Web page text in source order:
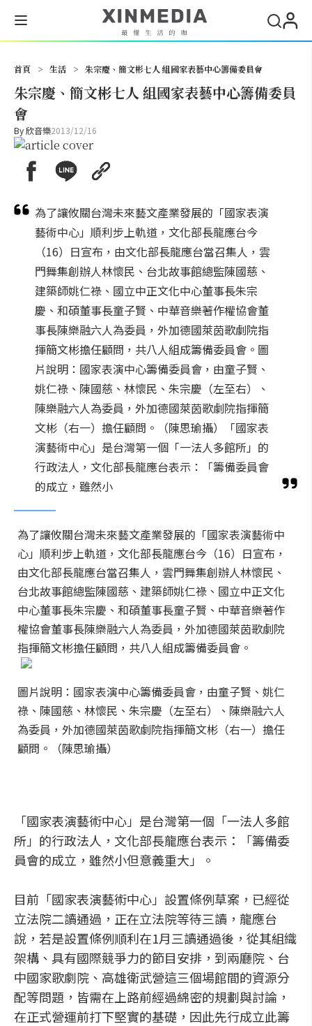
首頁 > 生活 > 朱宗慶、簡文彬七人 組國家表藝中心籌備委員會
朱宗慶、簡文彬七人 組國家表藝中心籌備委員
會
By欣音樂2013/12/16
為了讓攸關台灣未來藝文產業發展的「國家表演
藝術中心」順利步上軌道，文化部長龍應台今
（16）日宣布，由文化部長龍應台當召集人，雲
門舞集創辦人林懷民、台北故事館總監陳國慈、
建築師姚仁祿、國立中正文化中心董事長朱宗
慶、和碩董事長童子賢、中華音樂著作權協會董
事長陳樂融六人為委員，外加德國萊茵歌劇院指
揮簡文彬擔任顧問，共八人組成籌備委員會。圖
片說明：國家表演中心籌備委員會，由童子賢、
姚仁祿、陳國慈、林懷民、朱宗慶（左至右）、
陳樂融六人為委員，外加德國萊茵歌劇院指揮簡
文彬（右一）擔任顧問。（陳思瑜攝）「國家表
演藝術中心」是台灣第一個「一法人多館所」的
行政法人，文化部長龍應台表示：「籌備委員會
的成立，雖然小
為了讓攸關台灣未來藝文產業發展的「國家表演藝術中
心」順利步上軌道，文化部長龍應台今（16）日宣布，
由文化部長龍應台當召集人，雲門舞集創辦人林懷民、
台北故事館總監陳國慈、建築師姚仁祿、國立中正文化
中心董事長朱宗慶、和碩董事長童子賢、中華音樂著作
權協會董事長陳樂融六人為委員，外加德國萊茵歌劇院
指揮簡文彬擔任顧問，共八人組成籌備委員會。
圖片說明：國家表演中心籌備委員會，由童子賢、姚仁
祿、陳國慈、林懷民、朱宗慶（左至右）、陳樂融六人
為委員，外加德國萊茵歌劇院指揮簡文彬（右一）擔任
顧問。（陳思瑜攝）
「國家表演藝術中心」是台灣第一個「一法人多館
所」的行政法人，文化部長龍應台表示：「籌備委
員會的成立，雖然小但意義重大」。
目前「國家表演藝術中心」設置條例草案，已經從
立法院二讀通過，正在立法院等待三讀，龍應台
說，若是設置條例順利在1月三讀通過後，從其組織
架構、具有國際競爭力的節目安排，到兩廳院、台
中國家歌劇院、高雄衛武營這三個場館間的資源分
配等問題，皆需在上路前經過綿密的規劃與討論，
在正式營運前打下堅實的基礎，因此先行成立此籌